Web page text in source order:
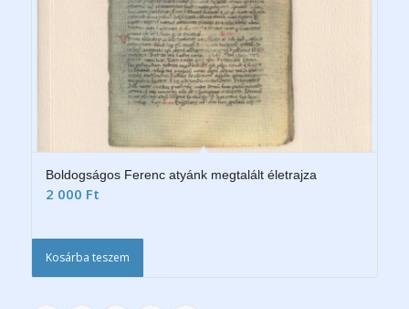
Boldogságos Ferenc atyánk megtalált életrajza
2 000 Ft
Kosárba teszem